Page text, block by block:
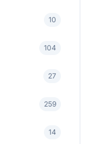
10
104
27
259
14